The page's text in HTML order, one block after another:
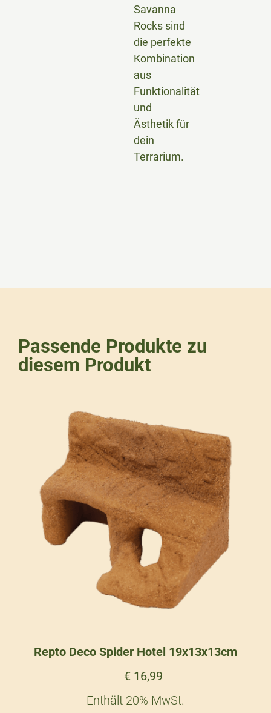
Savanna
Rocks sind
die perfekte
Kombination
aus
Funktionalität
und
Ästhetik für
dein
Terrarium.
Passende Produkte zu
diesem Produkt
Repto Deco Spider Hotel 19x13x13cm
€16,99
Enthält 20% MwSt.